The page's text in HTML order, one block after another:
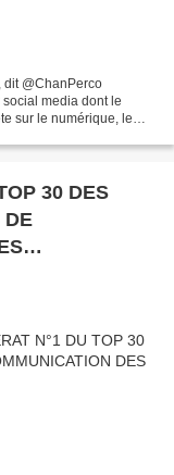
dit @ChanPerco
media dont le
sur le numérique, le
30 DES
DE